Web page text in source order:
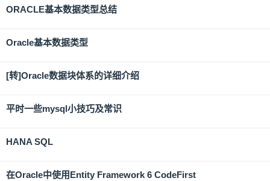
ORACLE基本数据类型总结
Oracle基本数据类型
[转]Oracle数据块体系的详细介绍
平时一些mysql小技巧及常识
HANA SQL
在Oracle中使用Entity Framework 6 CodeFirst